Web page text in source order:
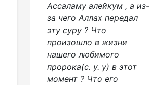
Ассаламу алейкум , а из-
за чего Аллах передал
эту суру ? Что
произошло в жизни
нашего любимого
пророка(с. у. у) в этот
момент ? Что его